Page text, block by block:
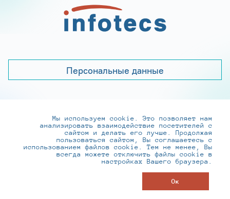
Персональные данные
+7 (495) 737-6192, 8-800-250-0-260
practice@infotecs.ru,hr@infotecs.ru
127273, г. Москва, Отрадная ул., 2Б строение 1
Мы используем cookie. Это позволяет нам
анализировать взаимодействие посетителей с
сайтом и делать его лучше. Продолжая
пользоваться сайтом, Вы соглашаетесь с
использованием файлов cookie. Тем не менее, Вы
всегда можете отключить файлы cookie в
настройках Вашего браузера.
Ок